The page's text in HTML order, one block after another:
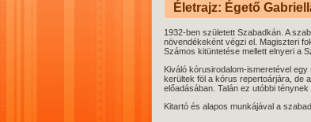
Életrajz: Égető
1932-ben született Szabadkán. A
növendékeként végzi el. Magiszteri
Számos kitüntetése mellett elnyeri a
Kiváló kórusirodalom-ismeretével
kerültek föl a kórus repertoárjára, de
előadásában. Talán ez utóbbi
Kitartó és alapos munkájával a